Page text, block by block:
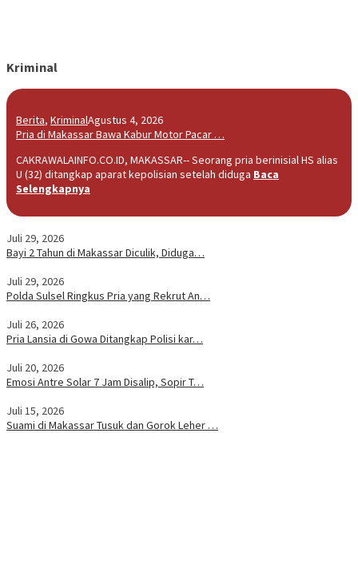
Kriminal
Berita, KriminalAgustus 4, 2026
Pria di Makassar Bawa Kabur Motor Pacar …
CAKRAWALAINFO.CO.ID, MAKASSAR-- Seorang pria berinisial HS alias
U (32) ditangkap aparat kepolisian setelah diduga Baca
Selengkapnya
Juli 29, 2026
Bayi 2 Tahun di Makassar Diculik, Diduga…
Juli 29, 2026
Polda Sulsel Ringkus Pria yang Rekrut An…
Juli 26, 2026
Pria Lansia di Gowa Ditangkap Polisi kar…
Juli 20, 2026
Emosi Antre Solar 7 Jam Disalip, Sopir T…
Juli 15, 2026
Suami di Makassar Tusuk dan Gorok Leher …